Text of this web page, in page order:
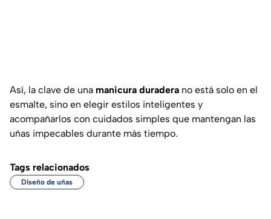
Así, la clave de una manicura duradera no está solo en el
esmalte, sino en elegir estilos inteligentes y
acompañarlos con cuidados simples que mantengan las
uñas impecables durante más tiempo.
Tags relacionados
Diseño de uñas